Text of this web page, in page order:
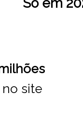
site